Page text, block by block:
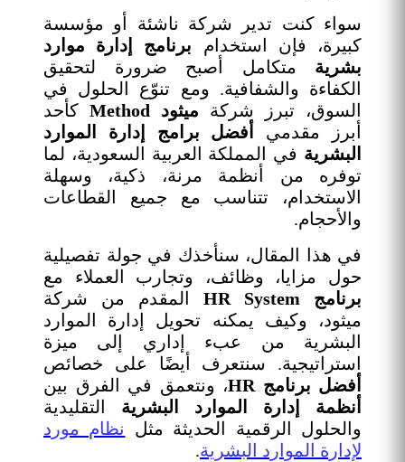
سواء كنت تدير شركة ناشئة أو مؤسسة
كبيرة، فإن استخدام برنامج إدارة موارد
بشرية متكامل أصبح ضرورة لتحقيق
الكفاءة والشفافية. ومع تنوّع الحلول في
السوق، تبرز شركة ميثود Method
كأحد
أبرز مقدمي
أفضل برامج إدارة الموارد
البشرية في المملكة العربية السعودية، لما
توفره من أنظمة مرنة، ذكية، وسهلة
الاستخدام، تتناسب مع جميع القطاعات
والأحجام.
في هذا المقال، سنأخذك في جولة تفصيلية
حول مزايا، وظائف، وتجارب العملاء مع
برنامج HR System
المقدم من شركة
ميثود، وكيف يمكنه تحويل إدارة الموارد
البشرية من عبء إداري إلى ميزة
استراتيجية. سنتعرف أيضًا على خصائص
أفضل برنامج HR
، ونتعمق في الفرق بين
أنظمة إدارة الموارد البشرية التقليدية
والحلول الرقمية الحديثة مثل
نظام مورد
لإدارة الموارد البشرية.